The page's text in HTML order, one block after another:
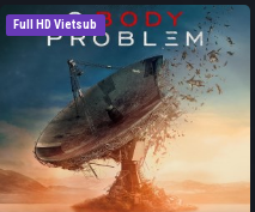
Full HD Vietsub